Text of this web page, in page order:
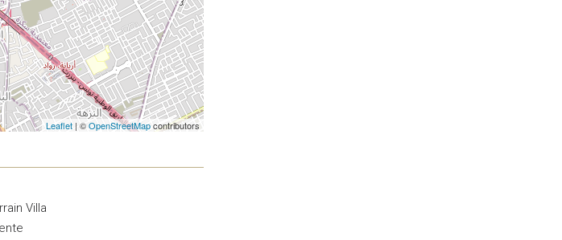
Leaflet | ©OpenStreetMapcontributors
Villa